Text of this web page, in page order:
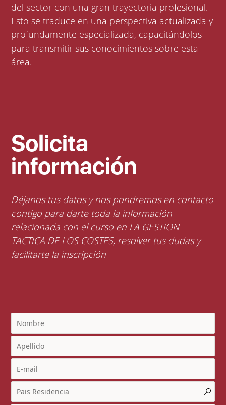
del sector con una gran trayectoria profesional.
Esto se traduce en una perspectiva actualizada y
profundamente especializada, capacitándolos
para transmitir sus conocimientos sobre esta
área.
Solicita
información
Déjanos tus datos y nos pondremos en contacto
contigo para darte toda la información
relacionada con el curso en LA GESTION
TACTICA DE LOS COSTES, resolver tus dudas y
facilitarte la inscripción